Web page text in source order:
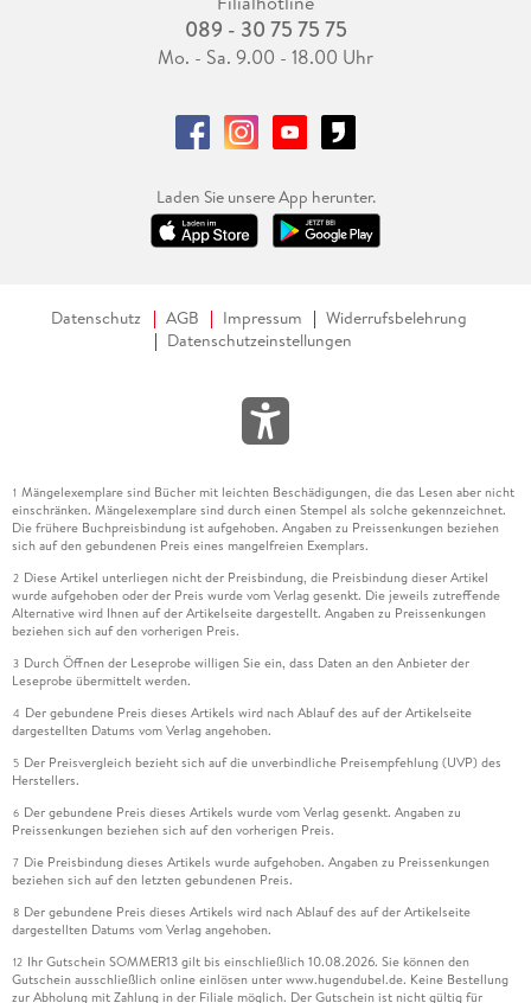
089 - 30 75 75 75
Mo. - Sa. 9.00 - 18.00 Uhr
Laden Sie unsere App herunter.
Datenschutz AGB Impressum
Widerrufsbelehrung
Datenschutzeinstellungen
1 Mängelexemplare sind Bücher mit leichten Beschädigungen, die das Lesen aber nicht
einschränken. Mängelexemplare sind durch einen Stempel als solche gekennzeichnet.
Die frühere Buchpreisbindung ist aufgehoben. Angaben zu Preissenkungen beziehen
sich auf den gebundenen Preis eines mangelfreien Exemplars.
2 Diese Artikel unterliegen nicht der Preisbindung, die Preisbindung dieser Artikel
wurde aufgehoben oder der Preis wurde vom Verlag gesenkt. Die jeweils zutreffende
Alternative wird Ihnen auf der Artikelseite dargestellt. Angaben zu Preissenkungen
beziehen sich auf den vorherigen Preis.
3 Durch Öffnen der Leseprobe willigen Sie ein, dass Daten an den Anbieter der
Leseprobe übermittelt werden.
4 Der gebundene Preis dieses Artikels wird nach Ablauf des auf der Artikelseite
dargestellten Datums vom Verlag angehoben.
5 Der Preisvergleich bezieht sich auf die unverbindliche Preisempfehlung (UVP) des
Herstellers.
6 Der gebundene Preis dieses Artikels wurde vom Verlag gesenkt. Angaben zu
Preissenkungen beziehen sich auf den vorherigen Preis.
7 Die Preisbindung dieses Artikels wurde aufgehoben. Angaben zu Preissenkungen
beziehen sich auf den letzten gebundenen Preis.
8 Der gebundene Preis dieses Artikels wird nach Ablauf des auf der Artikelseite
dargestellten Datums vom Verlag angehoben.
12 Ihr Gutschein SOMMER13 gilt bis einschließlich 10.08.2026. Sie können den
Gutschein ausschließlich online einlösen unter www.hugendubel.de. Keine Bestellung
zur Abholung mit Zahlung in der Filiale möglich. Der Gutschein ist nicht gültig für